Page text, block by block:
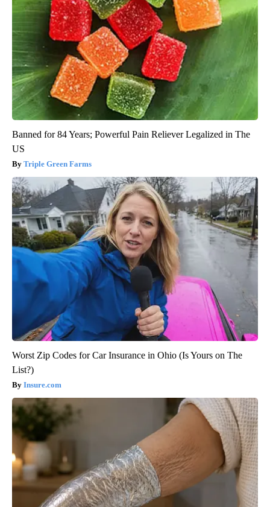
Banned for 84 Years; Powerful Pain Reliever Legalized in The
US
Triple Green Farms
Worst Zip Codes for Car Insurance in Ohio (Is Yours on The
List?)
Insure.com